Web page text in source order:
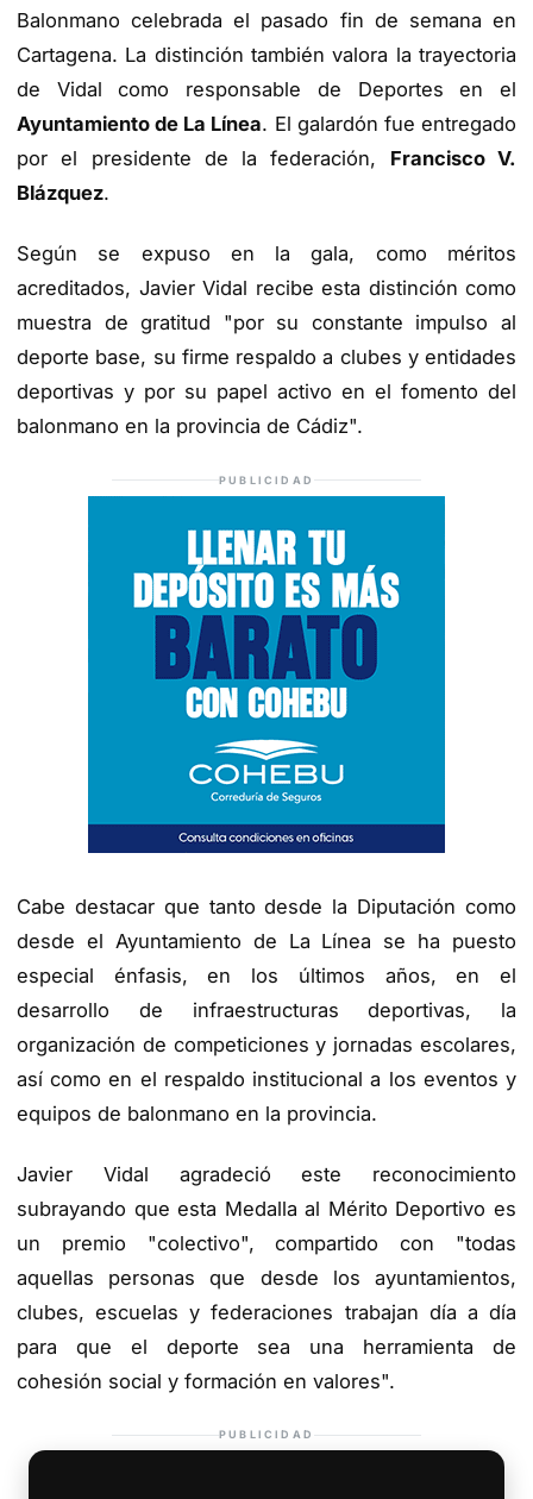
Balonmano celebrada el pasado fin de semana en
Cartagena. La distinción también valora la trayectoria
de Vidal como responsable de Deportes en el
Ayuntamiento de La Línea. El galardón fue entregado
por el presidente de la federación, Francisco V.
Blázquez.
Según se expuso en la gala, como méritos
acreditados, Javier Vidal recibe esta distinción como
muestra de gratitud "por su constante impulso al
deporte base, su firme respaldo a clubes y entidades
deportivas y por su papel activo en el fomento del
balonmano en la provincia de Cádiz".
PUBLICIDAD
Cabe destacar que tanto desde la Diputación como
desde el Ayuntamiento de La Línea se ha puesto
especial énfasis, en los últimos años, en el
desarrollo de infraestructuras deportivas, la
organización de competiciones y jornadas escolares,
así como en el respaldo institucional a los eventos y
equipos de balonmano en la provincia.
Javier Vidal agradeció este reconocimiento
subrayando que esta Medalla al Mérito Deportivo es
un premio "colectivo", compartido con "todas
aquellas personas que desde los ayuntamientos,
clubes, escuelas y federaciones trabajan día a día
para que el deporte sea una herramienta de
cohesión social y formación en valores".
PUBLICIDAD